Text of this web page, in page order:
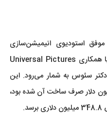
استودیوی انیمیشن‌سازی
Illumination Entertainment با همکاری Universal Pictures
سئوس به شمار می‌رود. این
جالب، با اینکه تنها 70 میلیون دلار صرف ساخت آن شده بود،